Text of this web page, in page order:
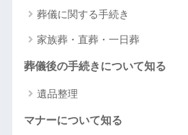
葬儀に関する手続き
家族葬・直葬・一日葬
葬儀後の手続きについて知る
遺品整理
マナーについて知る